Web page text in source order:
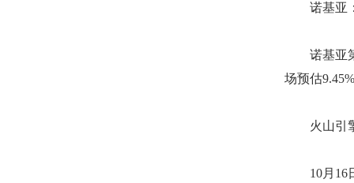
诺基亚：
诺基亚第
场预估
火山引擎
10月16日